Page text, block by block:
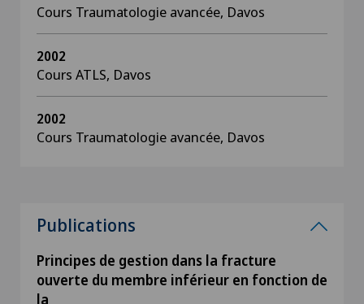
Cours Traumatologie avancée, Davos
2002
Cours ATLS, Davos
2002
Cours Traumatologie avancée, Davos
Publications
Principes de gestion dans la fracture
ouverte du membre inférieur en fonction de
la